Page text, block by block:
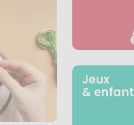
Jeux
& enfant